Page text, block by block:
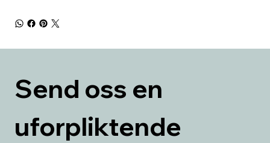
Send oss en
uforpliktende